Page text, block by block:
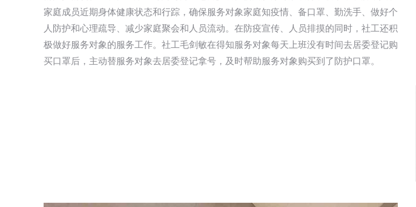
家庭成员近期身体健康状态和行踪，确保服务对象家庭知疫情、备口罩、勤洗手、做好个
人防护和心理疏导、减少家庭聚会和人员流动。在防疫宣传、人员排摸的同时，社工还积
极做好服务对象的服务工作。社工毛剑敏在得知服务对象每天上班没有时间去居委登记购
买口罩后，主动替服务对象去居委登记拿号，及时帮助服务对象购买到了防护口罩。